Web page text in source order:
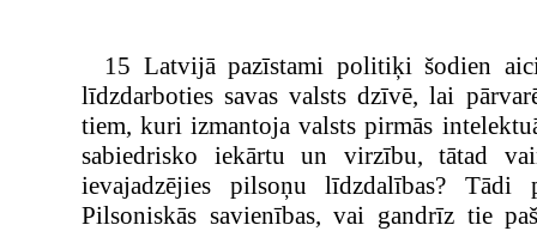
15 Latvijā pazīstami politiķi šodien
līdzdarboties savas valsts dzīvē, lai
tiem, kuri izmantoja valsts pirmās
sabiedrisko iekārtu un virzību, tātad
ievajadzējies pilsoņu līdzdalības?
Pilsoniskās savienības, vai gandrīz tie